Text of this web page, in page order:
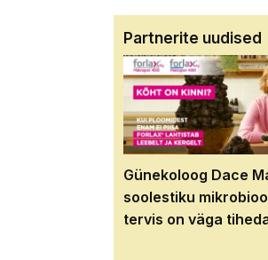
Partnerite uudised
Günekoloog Dace
soolestiku
tervis on väga